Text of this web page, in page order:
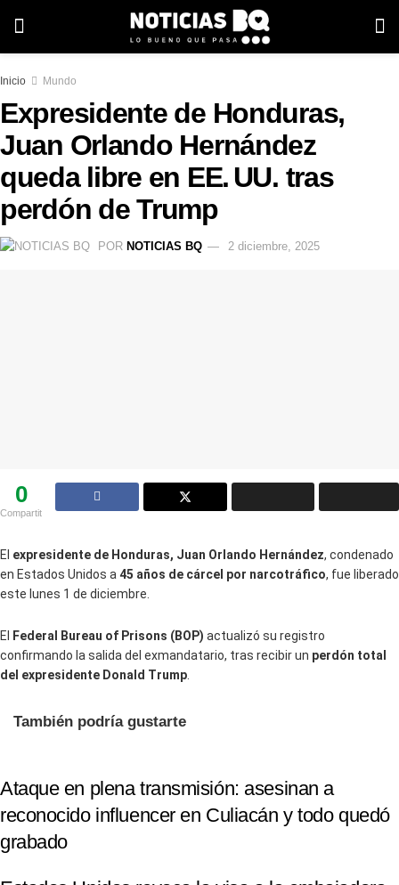
Inicio Mundo
Expresidente de Honduras,
Juan Orlando Hernández
queda libre en EE. UU. tras
perdón de Trump
POR NOTICIAS BQ 2 diciembre, 2025
0
Compartit
El expresidente de Honduras, Juan Orlando Hernández, condenado
en Estados Unidos a45 años de cárcel por narcotráfico, fue liberado
este lunes 1 de diciembre.
El Federal Bureau of Prisons (BOP) actualizó su registro
confirmando la salida del exmandatario, tras recibir un perdón total
del expresidente Donald Trump
También podría gustarte
Ataque en plena transmisión: asesinan a
reconocido influencer en Culiacán y todo quedó
grabado